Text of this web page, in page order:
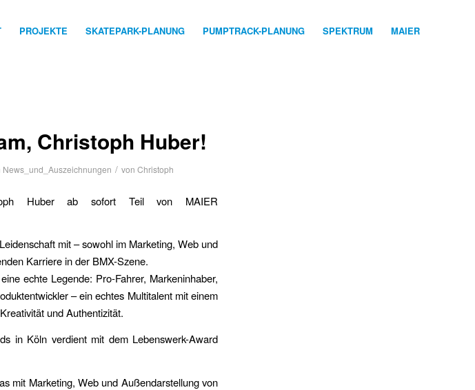
PROJEKTE SKATEPARK-PLANUNG PUMPTRACK-PLANUNG SPEKTRUM MAIER
Christoph Huber!
News_und_Auszeichnungen / von Christoph
Huber ab sofort Teil von MAIER
mit – sowohl im Marketing, Web und
Karriere in der BMX-Szene.
echte Legende: Pro-Fahrer, Markeninhaber,
– ein echtes Multitalent mit einem
und Authentizität.
in Köln verdient mit dem Lebenswerk-Award
mit Marketing, Web und Außendarstellung von